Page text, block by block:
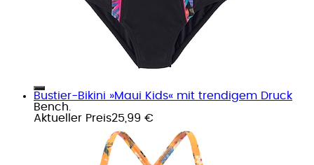
Bustier-Bikini »Maui Kids« mit trendigem Druck
Bench.
Aktueller Preis25,99 €